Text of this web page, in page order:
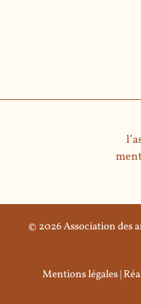
© 2026 Association des
Mentions légales |